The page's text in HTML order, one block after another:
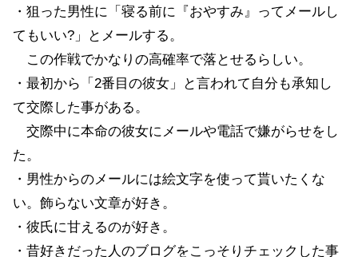
・狙った男性に「寝る前に『おやすみ』ってメールし
てもいい?」とメールする。
この作戦でかなりの高確率で落とせるらしい。
・最初から「2番目の彼女」と言われて自分も承知し
て交際した事がある。
交際中に本命の彼女にメールや電話で嫌がらせをし
た。
・男性からのメールには絵文字を使って貰いたくな
い。飾らない文章が好き。
・彼氏に甘えるのが好き。
・昔好きだった人のブログをこっそりチェックした事